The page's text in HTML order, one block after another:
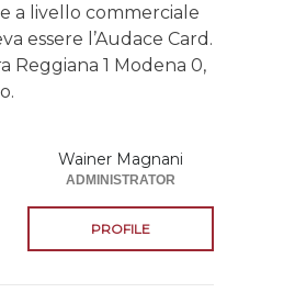
a livello commerciale
essere l’Audace Card.
Reggiana 1 Modena 0,
Wainer Magnani
ADMINISTRATOR
PROFILE